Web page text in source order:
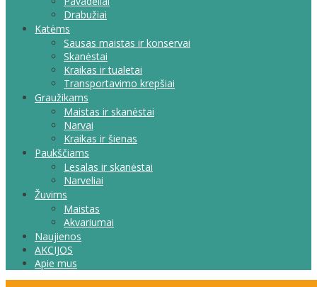
Drabužiai
Katėms
Sausas maistas ir konservai
Skanėstai
Kraikas ir tualetai
Transportavimo krepšiai
Graužikams
Maistas ir skanėstai
Narvai
Kraikas ir šienas
Paukščiams
Lesalas ir skanėstai
Narveliai
Žuvims
Maistas
Akvariumai
Naujienos
AKCIJOS
Apie mus